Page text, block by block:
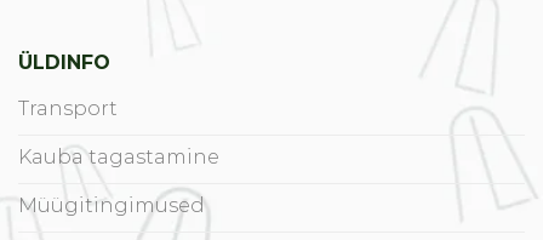
ÜLDINFO
Transport
Kauba tagastamine
Müügitingimused